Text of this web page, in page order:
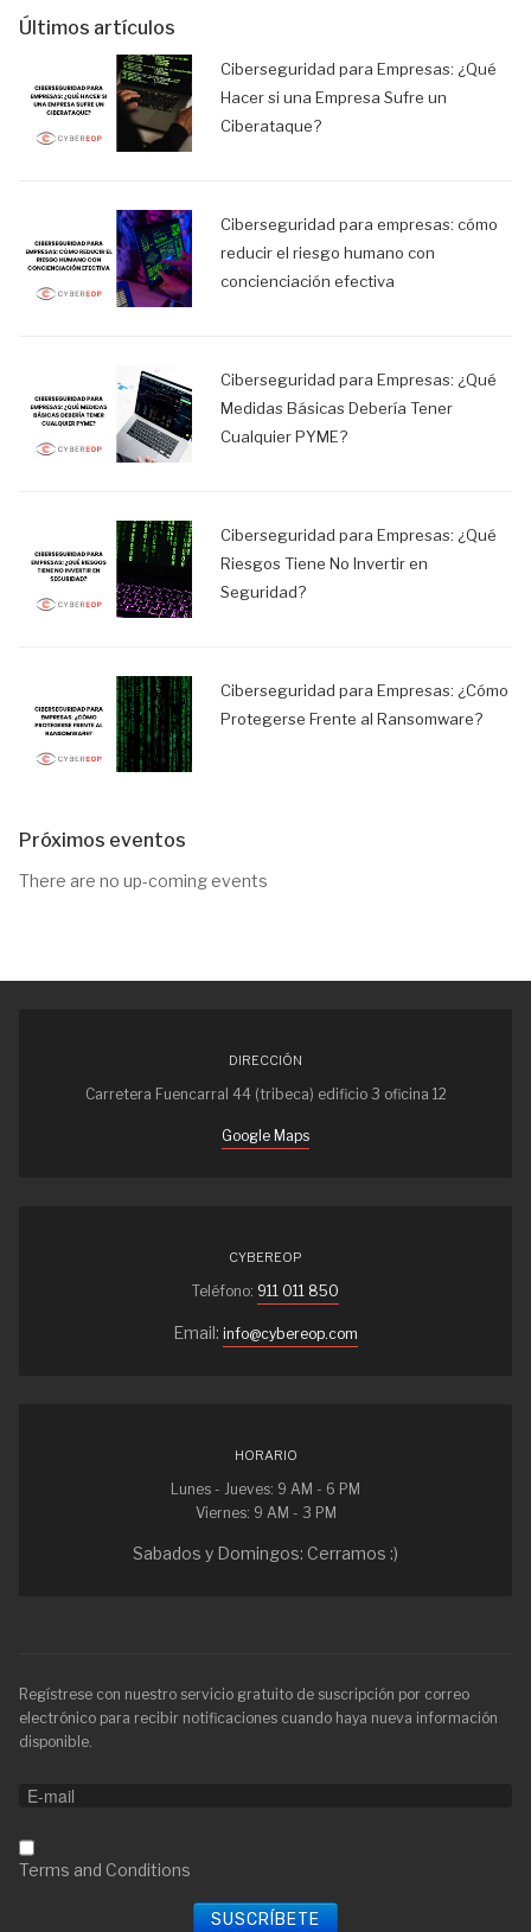
Últimos artículos
Ciberseguridad para Empresas: ¿Qué
Hacer si una Empresa Sufre un
Ciberataque?
Ciberseguridad para empresas: cómo
reducir el riesgo humano con
concienciación efectiva
Ciberseguridad para Empresas: ¿Qué
Medidas Básicas Debería Tener
Cualquier PYME?
Ciberseguridad para Empresas: ¿Qué
Riesgos Tiene No Invertir en
Seguridad?
Ciberseguridad para Empresas: ¿Cómo
Protegerse Frente al Ransomware?
Próximos eventos
There are no up-coming events
DIRECCIÓN
Carretera Fuencarral 44 (tribeca) edificio 3 oficina 12
Google Maps
CYBEREOP
Teléfono: 911 011 850
Email: info@cybereop.com
HORARIO
Lunes - Jueves: 9 AM - 6 PM
Viernes: 9 AM - 3 PM
Sabados y Domingos: Cerramos :)
Regístrese con nuestro servicio gratuito de suscripción por correo
electrónico para recibir notificaciones cuando haya nueva información
disponible.
Terms and Conditions